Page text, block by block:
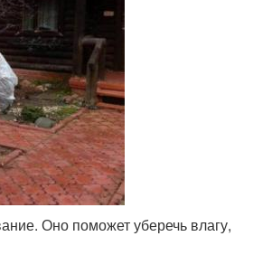
Оно поможет уберечь влагу,